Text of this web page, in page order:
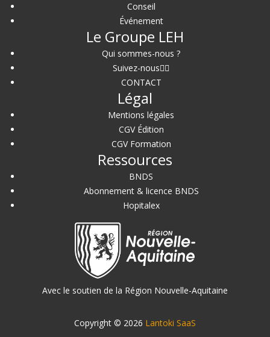
Conseil
Événement
Le Groupe LEH
Qui sommes-nous ?
Suivez-nous
CONTACT
Légal
Mentions légales
CGV Édition
CGV Formation
Ressources
BNDS
Abonnement & licence BNDS
Hopitalex
Avec le soutien de la Région Nouvelle-Aquitaine
Copyright © 2026 Lantoki SaaS